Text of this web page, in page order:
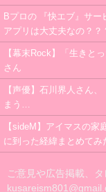
Bプロの 『快エブ』サ
アプリは大丈夫なの？？
【幕末Rock】「生きと
さん
【声優】石川界人さん
まう…
【sideM】アイマスの家
に到った経緯まとめてみ
ご意見や広告掲載、